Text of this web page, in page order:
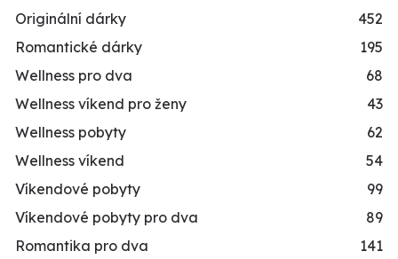
Originální dárky
452
Romantické dárky
195
Wellness pro dva
68
Wellness víkend pro ženy
43
Wellness pobyty
62
Wellness víkend
54
Víkendové pobyty
99
Víkendové pobyty pro dva
89
Romantika pro dva
141